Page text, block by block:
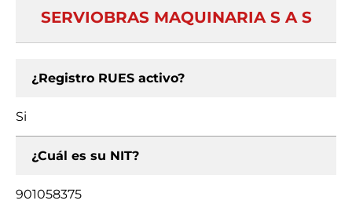
SERVIOBRAS MAQUINARIA S A S
¿Registro RUES activo?
Si
¿Cuál es su NIT?
901058375